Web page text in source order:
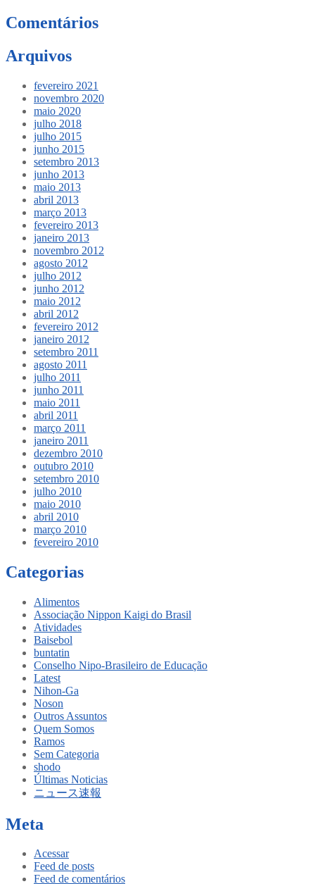
Comentários
Arquivos
fevereiro 2021
novembro 2020
maio 2020
julho 2018
julho 2015
junho 2015
setembro 2013
junho 2013
maio 2013
abril 2013
março 2013
fevereiro 2013
janeiro 2013
novembro 2012
agosto 2012
julho 2012
junho 2012
maio 2012
abril 2012
fevereiro 2012
janeiro 2012
setembro 2011
agosto 2011
julho 2011
junho 2011
maio 2011
abril 2011
março 2011
janeiro 2011
dezembro 2010
outubro 2010
setembro 2010
julho 2010
maio 2010
abril 2010
março 2010
fevereiro 2010
Categorias
Alimentos
Associação Nippon Kaigi do Brasil
Atividades
Baisebol
buntatin
Conselho Nipo-Brasileiro de Educação
Latest
Nihon-Ga
Noson
Outros Assuntos
Quem Somos
Ramos
Sem Categoria
shodo
Últimas Noticias
ニュース速報
Meta
Acessar
Feed de posts
Feed de comentários